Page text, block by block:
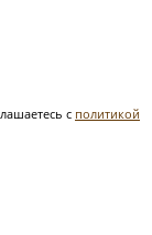
с политикой